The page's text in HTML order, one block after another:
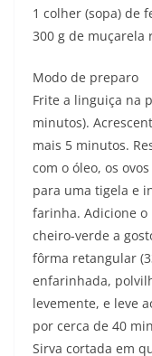
1 colher (sopa) de
300 g de muçarela
Modo de preparo
Frite a linguiça na
minutos).
mais 5 minutos.
com o óleo, os
para uma tigela e
farinha. Adicione
cheiro-verde a
fôrma retangular
enfarinhada,
levemente, e leve
por cerca de 40
Sirva cortada em